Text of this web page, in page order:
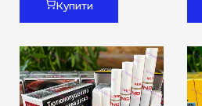
Купити